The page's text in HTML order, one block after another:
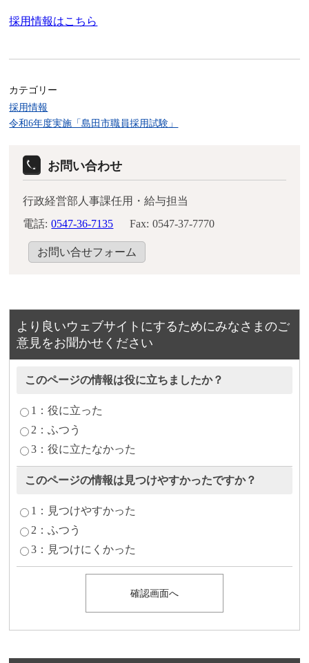
採用情報はこちら
カテゴリー
採用情報
令和6年度実施「島田市職員採用試験」
お問い合わせ
行政経営部人事課任用・給与担当
電話: 0547-36-7135 Fax: 0547-37-7770
お問い合せフォーム
より良いウェブサイトにするためにみなさまのご
意見をお聞かせください
このページの情報は役に立ちましたか？
1：役に立った
2：ふつう
3：役に立たなかった
このページの情報は見つけやすかったですか？
1：見つけやすかった
2：ふつう
3：見つけにくかった